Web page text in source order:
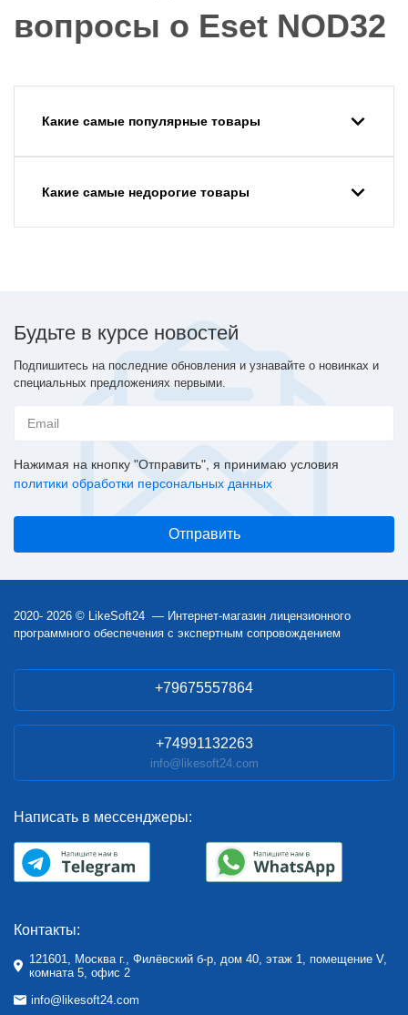
вопросы о Eset NOD32
Какие самые популярные товары
Какие самые недорогие товары
Будьте в курсе новостей
Подпишитесь на последние обновления и узнавайте о новинках и
специальных предложениях первыми.
Нажимая на кнопку "Отправить", я принимаю условия
политики обработки персональных данных
2020- 2026 © LikeSoft24 — Интернет-магазин лицензионного
программного обеспечения с экспертным сопровождением
+79675557864
+74991132263
info@likesoft24.com
Написать в мессенджеры:
Контакты:
121601, Москва г., Филёвский б-р, дом 40, этаж 1, помещение V,
комната 5, офис 2
info@likesoft24.com